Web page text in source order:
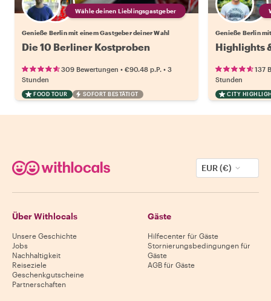
Wähle deinen Lieblingsgastgeber
Genieße Berlin mit einem Gastgeber deiner Wahl
Die 10 Berliner Kostproben
309 Bewertungen • €90.48 p.P. • 3
Stunden
FOOD TOUR SOFORT BESTÄTIGT
Genieße Berlin
Highlights
137
Stunden
CITY
EUR (€)
Über Withlocals
Unsere Geschichte
Jobs
Nachhaltigkeit
Reiseziele
Geschenkgutscheine
Partnerschaften
Gäste
Hilfecenter für Gäste
Stornierungsbedingungen für
Gäste
AGB für Gäste